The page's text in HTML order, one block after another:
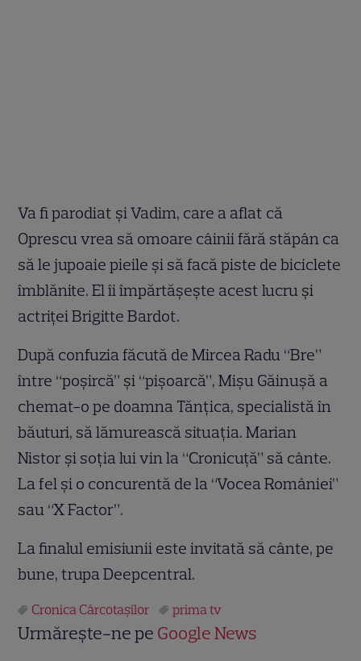
Va fi parodiat şi Vadim, care a aflat că
Oprescu vrea să omoare câinii fără stăpân ca
să le jupoaie pieile şi să facă piste de biciclete
îmblănite. El îi împărtăşeşte acest lucru şi
actriţei Brigitte Bardot.
După confuzia făcută de Mircea Radu “Bre”
între “poşircă” şi “pişoarcă”, Mişu Găinuşă a
chemat-o pe doamna Tănţica, specialistă în
băuturi, să lămurească situaţia. Marian
Nistor şi soţia lui vin la “Cronicuţă” să cânte.
La fel şi o concurentă de la “Vocea României”
sau “X Factor”.
La finalul emisiunii este invitată să cânte, pe
bune, trupa Deepcentral.
Cronica Cârcotaşilor prima tv
Urmărește-ne pe Google News